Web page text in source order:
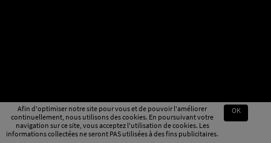
Afin d'optimiser notre site pour vous et de pouvoir l'améliorer
continuellement, nous utilisons des cookies. En poursuivant votre
navigation sur ce site, vous acceptez l'utilisation de cookies. Les
informations collectées ne seront PAS utilisées à des fins publicitaires.
OK